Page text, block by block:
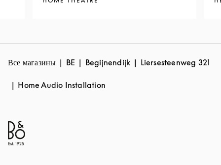
Все магазины BE Begijnendijk Liersesteenweg 321
Home Audio Installation